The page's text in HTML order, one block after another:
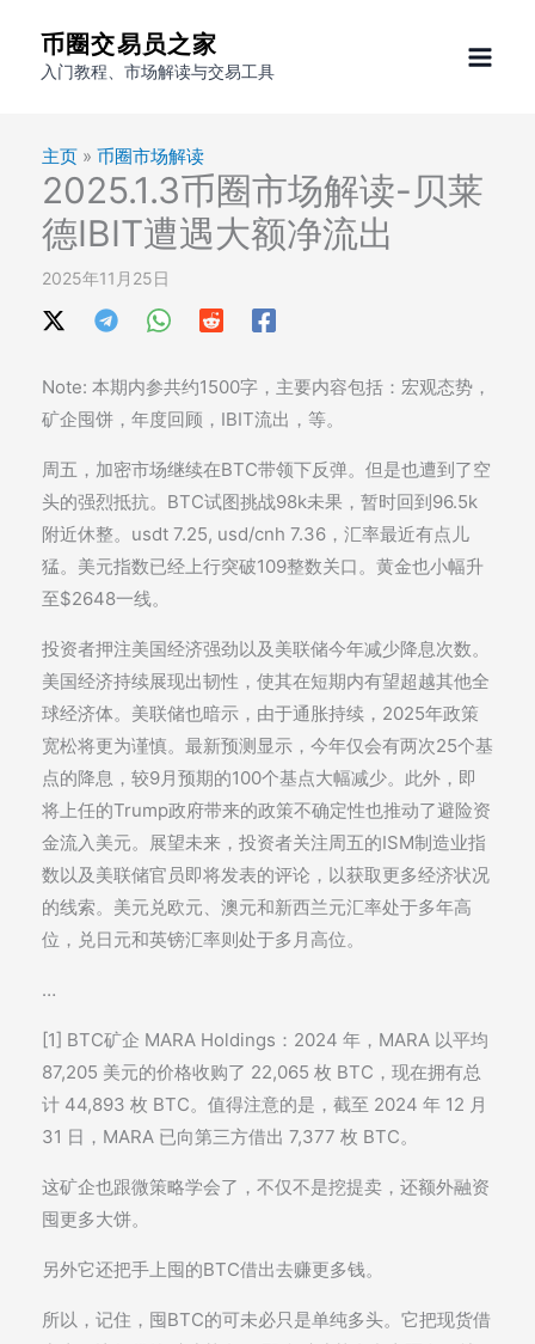
币圈交易员之家
入门教程、市场解读与交易工具
主页 » 币圈市场解读
2025.1.3币圈市场解读-贝莱
德IBIT遭遇大额净流出
2025年11月25日
Note: 本期内参共约1500字，主要内容包括：宏观态势，
矿企囤饼，年度回顾，IBIT流出，等。
周五，加密市场继续在BTC带领下反弹。但是也遭到了空
头的强烈抵抗。BTC试图挑战98k未果，暂时回到96.5k
附近休整。usdt 7.25, usd/cnh 7.36，汇率最近有点儿
猛。美元指数已经上行突破109整数关口。黄金也小幅升
至$2648一线。
投资者押注美国经济强劲以及美联储今年减少降息次数。
美国经济持续展现出韧性，使其在短期内有望超越其他全
球经济体。美联储也暗示，由于通胀持续，2025年政策
宽松将更为谨慎。最新预测显示，今年仅会有两次25个基
点的降息，较9月预期的100个基点大幅减少。此外，即
将上任的Trump政府带来的政策不确定性也推动了避险资
金流入美元。展望未来，投资者关注周五的ISM制造业指
数以及美联储官员即将发表的评论，以获取更多经济状况
的线索。美元兑欧元、澳元和新西兰元汇率处于多年高
位，兑日元和英镑汇率则处于多月高位。
…
[1] BTC矿企 MARA Holdings：2024 年，MARA 以平均
87,205 美元的价格收购了 22,065 枚 BTC，现在拥有总
计 44,893 枚 BTC。值得注意的是，截至 2024 年 12 月
31 日，MARA 已向第三方借出 7,377 枚 BTC。
这矿企也跟微策略学会了，不仅不是挖提卖，还额外融资
囤更多大饼。
另外它还把手上囤的BTC借出去赚更多钱。
所以，记住，囤BTC的可未必只是单纯多头。它把现货借